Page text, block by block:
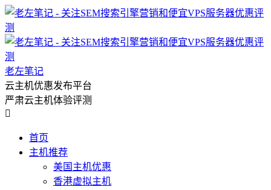
老左笔记
云主机优惠发布平台
严肃云主机体验评测

首页
主机推荐
美国主机优惠
香港虚拟主机